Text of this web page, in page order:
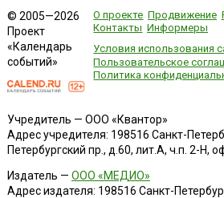
© 2005—2026
Проект
«Календарь
событий»
О проекте Продвижение
Контакты Информеры
Условия использования
Пользовательское
Политика
Учредитель — ООО «Квантор»
Адрес учредителя: 198516 Санкт-
Петербургский пр., д.60, лит.А, ч.п. 2-Н,
Издатель — ООО «МЕДИО»
Адрес издателя: 198516 Санкт-